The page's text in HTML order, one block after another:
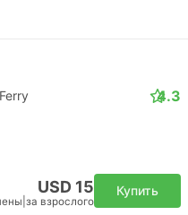
4.3
USD 15
за взрослого
Купить